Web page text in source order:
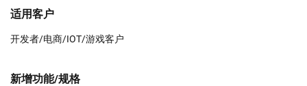
适用客户
开发者/电商/IOT/游戏客户
新增功能/规格